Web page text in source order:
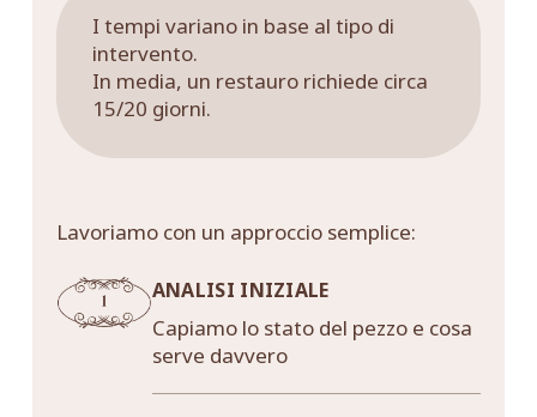
I tempi variano in base al tipo di
intervento.
In media, un restauro richiede circa
15/20 giorni.
Lavoriamo con un approccio semplice:
ANALISI INIZIALE
Capiamo lo stato del pezzo e cosa
serve davvero